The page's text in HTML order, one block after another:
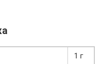
1 г